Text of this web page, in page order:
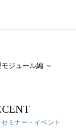
ジュール編 ～
ミナー・イベント